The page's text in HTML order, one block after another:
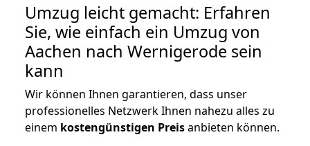
Umzug leicht gemacht: Erfahren
Sie, wie einfach ein Umzug von
Aachen nach Wernigerode sein
kann
Wir können Ihnen garantieren, dass unser
professionelles Netzwerk Ihnen nahezu alles zu
einem kostengünstigen Preisanbieten können.